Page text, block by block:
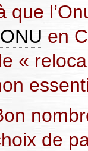
que
ONU en
«
de